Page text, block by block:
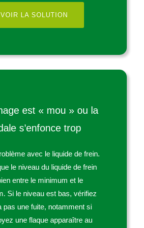
VOIR LA SOLUTION
est « mou » ou la
s’enfonce trop
avec le liquide de frein.
le niveau du liquide de frein
entre le minimum et le
Si le niveau est bas, vérifiez
pas une fuite, notamment si
une flaque apparaître au